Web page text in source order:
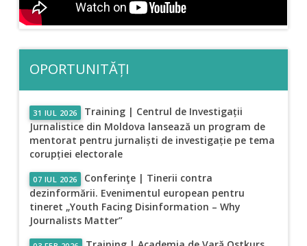
OPORTUNITĂȚI
31 IUL 2026
Training | Centrul de Investigații
Jurnalistice din Moldova lansează un program de
mentorat pentru jurnaliști de investigație pe tema
corupției electorale
07 IUL 2026
Conferinţe | Tinerii contra
dezinformării. Evenimentul european pentru
tineret „Youth Facing Disinformation – Why
Journalists Matter”